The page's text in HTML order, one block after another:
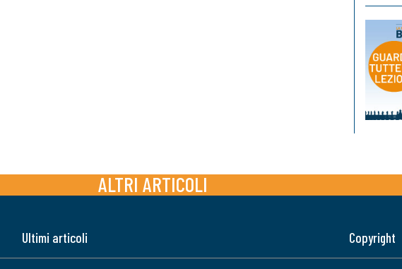
ALTRI ARTICOLI
Ultimi articoli Copyright